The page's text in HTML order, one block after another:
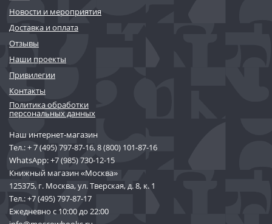
Новости и мероприятия
Доставка и оплата
Отзывы
Наши проекты
Привилегии
Контакты
Политика обработки
персональных данных
Наш интернет-магазин
Тел.:+ 7 (495) 797-87-16,8 (800) 101-87-16
WhatsApp:+7 (985) 730-12-15
Книжный магазин «Москва»
125375, г. Москва, ул. Тверская, д. 8, к. 1
Тел.:+7 (495) 797-87-17
Ежедневно с 10:00 до 22:00